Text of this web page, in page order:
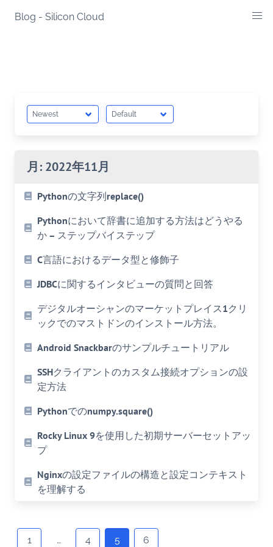
Blog - Silicon Cloud
月: 2022年11月
Pythonの文字列replace()
Pythonにおいて辞書に追加する方法はどうやる
か – ステップバイステップ
C言語におけるデータ型と修飾子
JDBCに関するインタビューの質問と回答
デジタルオーシャンのマーケットプレイス1クリ
ックでのマストドンのインストール方法。
Android Snackbarのサンプルチュートリアル
SSHクライアントのカスタム接続オプションの設
定方法
Pythonでのnumpy.square()
Rocky Linux 9を使用した初期サーバーセットアッ
プ
Nginxの設定ファイルの構造と設定コンテキスト
を理解する
navigation
1 … 4 5 6